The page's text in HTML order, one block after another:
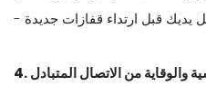
والوقاية من الاتصال المتبادل